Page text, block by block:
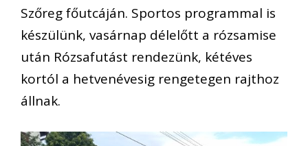
Szőreg főutcáján. Sportos programmal is
készülünk, vasárnap délelőtt a rózsamise
után Rózsafutást rendezünk, kétéves
kortól a hetvenévesig rengetegen rajthoz
állnak.